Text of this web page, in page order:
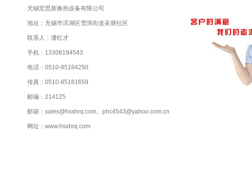
无锡宏思新换热设备有限公司
地址：无锡市滨湖区雪浪街道吴塘社区
联系人：潘红才
手机：13306194543
电话：0510-85184250
传真：0510-85181659
邮编：214125
邮箱：sales@hsxhrq.com、phc4543@yahoo.com.cn
网址：www.hsxhrq.com